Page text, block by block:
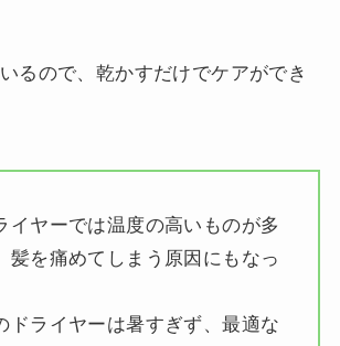
るので、乾かすだけでケアができ
イヤーでは温度の高いものが多
髪を痛めてしまう原因にもなっ
ドライヤーは暑すぎず、最適な